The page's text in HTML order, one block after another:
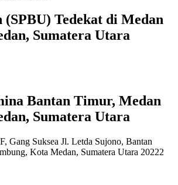
(SPBU) Tedekat di Medan
Sumatera Utara
Bantan Timur, Medan
Sumatera Utara
Gang Suksea Jl. Letda Sujono, Bantan
Kota Medan, Sumatera Utara 20222